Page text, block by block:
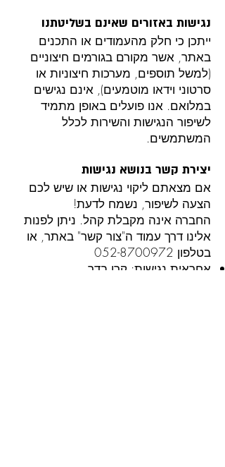
נגישות באזורים שאינם בשליטתנו
ייתכן כי חלק מהעמודים או התכנים
באתר, אשר מקורם בגורמים חיצוניים
(למשל תוספים, מערכות חיצוניות או
סרטוני וידאו מוטמעים), אינם נגישים
במלואם. אנו פועלים באופן מתמיד
לשיפור הנגישות והשירות לכלל
המשתמשים.
יצירת קשר בנושא נגישות
אם מצאתם ליקוי נגישות או שיש לכם
הצעה לשיפור, נשמח לדעת!
החברה אינה מקבלת קהל. ניתן לפנות
אלינו דרך עמוד ה"צור קשר" באתר, או
בטלפון 052-8700972
אחראית נגישות: קרן בדר